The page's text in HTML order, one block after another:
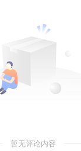
暂无评论内容